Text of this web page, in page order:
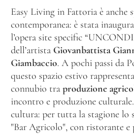
Easy Living in Fattoria è anche
contemporanea: è stata
l’opera site specific
dell’artista Giovanbattista
Giambaccio. A pochi passi da
questo spazio estivo
connubio tra produzione
incontro e produzione
cultura: per tutta la stagione lo
"Bar Agricolo", con ristorante e